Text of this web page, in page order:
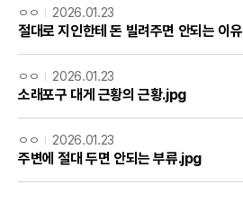
ㅇㅇ 2026.01.23
절대로 지인한테 돈 빌려주면 안되는 이유
ㅇㅇ 2026.01.23
소래포구 대게 근황의 근황.jpg
ㅇㅇ 2026.01.23
주변에 절대 두면 안되는 부류.jpg